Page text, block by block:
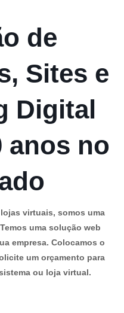
de
Sites e
Digital
anos no
virtuais, somos uma
uma solução web
empresa. Colocamos o
um orçamento para
ou loja virtual.